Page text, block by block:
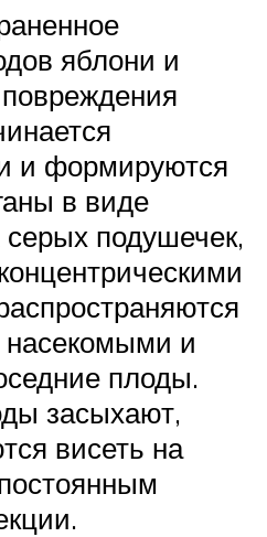
яблони и
и формируются
в виде
подушечек,
и
плоды.
засыхают,
висеть на